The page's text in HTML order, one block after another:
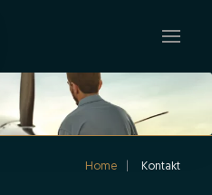
Home Kontakt